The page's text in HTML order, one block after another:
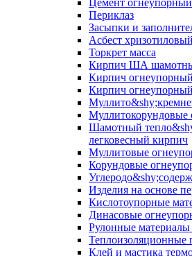
Периклаз
Засыпки и
Асбест хризотиловый
Торкрет масса
Кирпич ША
Кирпич
Кирпич
Муллито­корундовые
Шамотный
легковесный кирпич
Муллитовые
Корундовые
Изделия на основе
Кислотоупорные
Динасовые
Рулонные
Тепло­изоляционные
Клей и мастика